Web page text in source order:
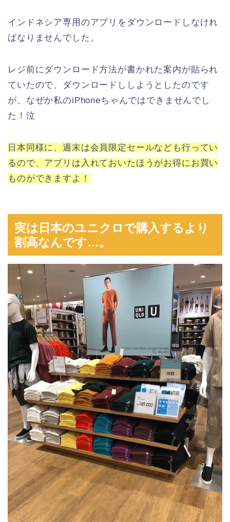
インドネシア専用のアプリをダウンロードしなけれ
ばなりませんでした。
レジ前にダウンロード方法が書かれた案内が貼られ
ていたので、ダウンロードししようとしたのです
が、なぜか私のiPhoneちゃんではできませんでし
た！泣
日本同様に、週末は会員限定セールなども行ってい
るので、アプリは入れておいたほうがお得にお買い
ものができますよ！
実は日本のユニクロで購入するより
割高なんです…。